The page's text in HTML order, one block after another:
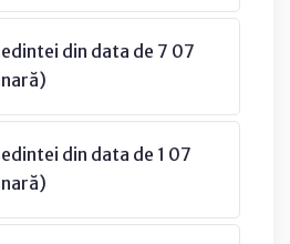
din data de 7 07
din data de 1 07